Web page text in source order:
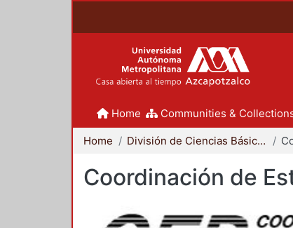
Home Communities &
Home División de Ciencias Básicas e Ingeniería
Coordinación de